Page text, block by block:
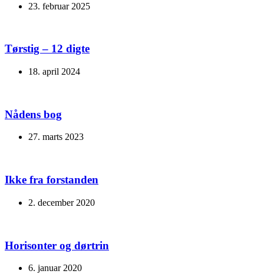
23. februar 2025
Tørstig – 12 digte
18. april 2024
Nådens bog
27. marts 2023
Ikke fra forstanden
2. december 2020
Horisonter og dørtrin
6. januar 2020